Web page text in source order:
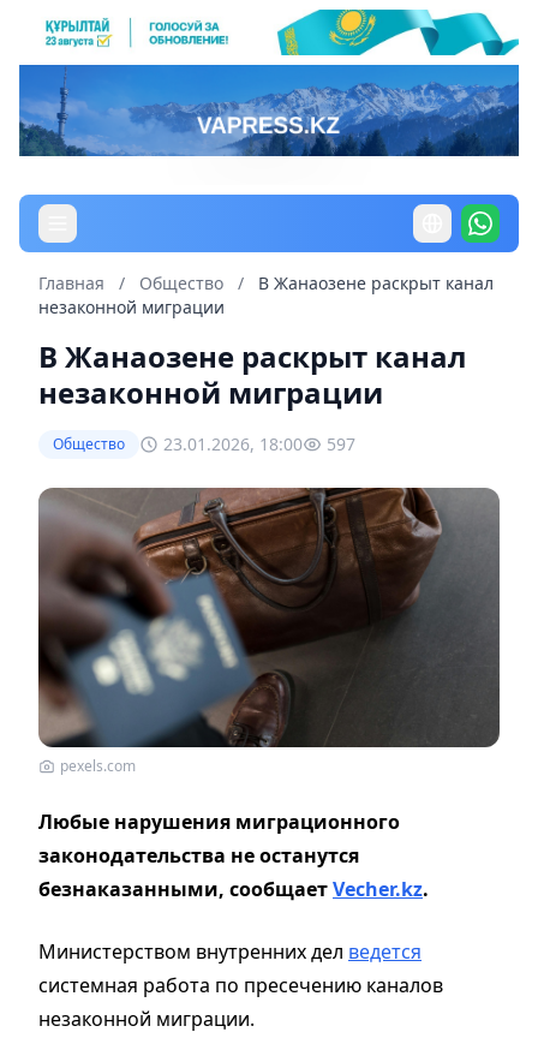
Главная / Общество /
В Жанаозене раскрыт канал
незаконной миграции
В Жанаозене раскрыт канал
незаконной миграции
Общество 23.01.2026, 18:00 597
pexels.com
Любые нарушения миграционного
законодательства не останутся
безнаказанными, сообщаетVecher.kz.
Министерством внутренних дел ведется
системная работа по пресечению каналов
незаконной миграции.